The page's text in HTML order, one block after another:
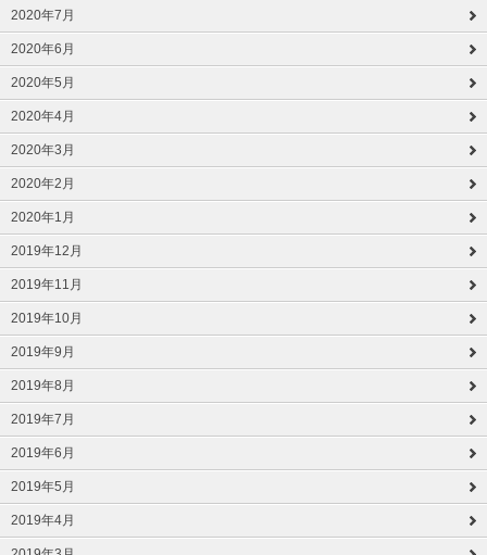
2020年7月
2020年6月
2020年5月
2020年4月
2020年3月
2020年2月
2020年1月
2019年12月
2019年11月
2019年10月
2019年9月
2019年8月
2019年7月
2019年6月
2019年5月
2019年4月